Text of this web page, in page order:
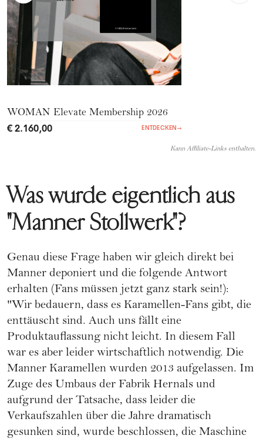
WOMAN Elevate Membership 2026
€ 2.160,00 ENTDECKEN →
Kann Affiliate-Links enthalten.
Was wurde eigentlich aus
"Manner Stollwerk"?
Genau diese Frage haben wir gleich direkt bei
Manner deponiert und die folgende Antwort
erhalten (Fans müssen jetzt ganz stark sein!):
"Wir bedauern, dass es Karamellen-Fans gibt, die
enttäuscht sind. Auch uns fällt eine
Produktauflassung nicht leicht. In diesem Fall
war es aber leider wirtschaftlich notwendig. Die
Manner Karamellen wurden 2013 aufgelassen. Im
Zuge des Umbaus der Fabrik Hernals und
aufgrund der Tatsache, dass leider die
Verkaufszahlen über die Jahre dramatisch
gesunken sind, wurde beschlossen, die Maschine